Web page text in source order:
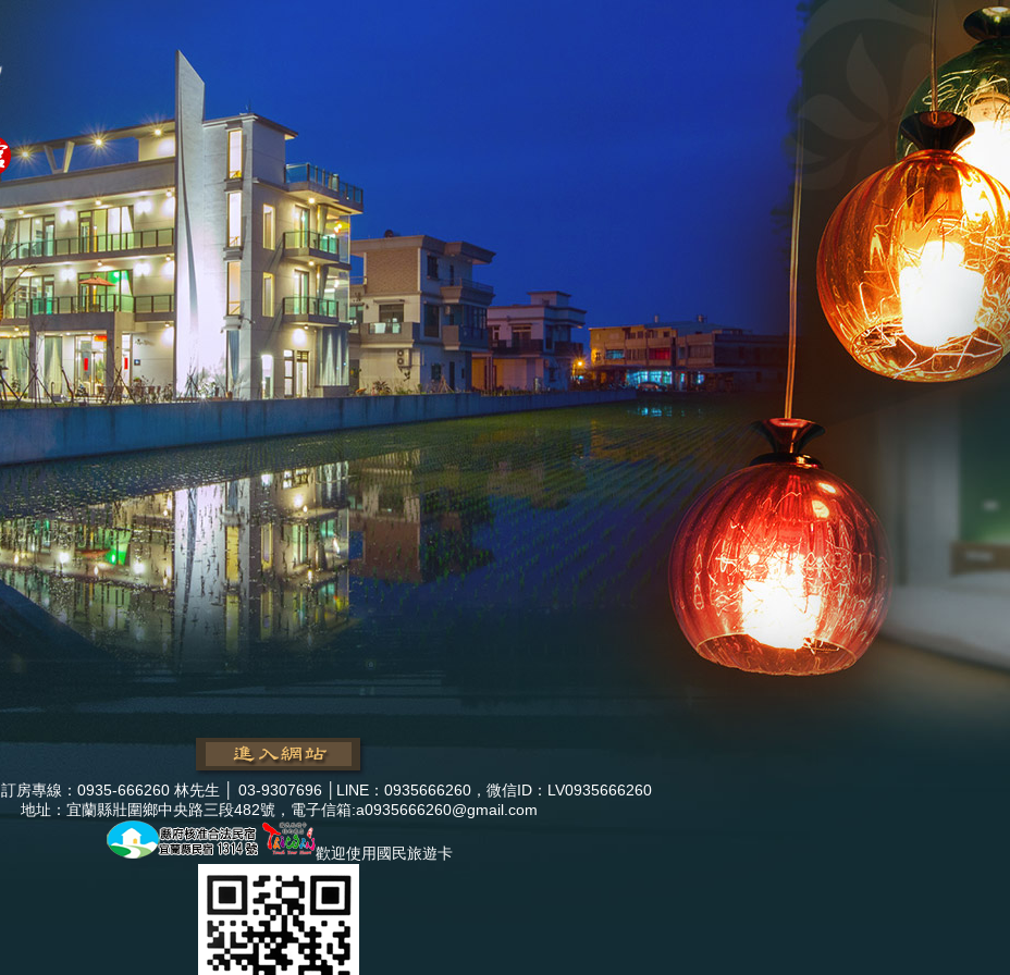
訂房專線：0935-666260 林先生 │ 03-9307696 │LlNE：0935666260，微信ID：LV0935666260
地址：宜蘭縣壯圍鄉中央路三段482號，電子信箱:a0935666260@gmail.com
歡迎使用國民旅遊卡